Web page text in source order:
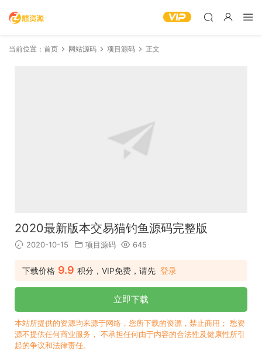
当前位置： 首页 网站源码 项目源码 正文
2020最新版本交易猫钓鱼源码完整版
2020-10-15 项目源码 645
下载价格 9.9 积分，VIP免费，请先 登录
立即下载
本站所提供的资源均来源于网络，您所下载的资源，禁止商用； 愁资
源不提供任何商业服务， 不承担任何由于内容的合法性及健康性所引
起的争议和法律责任。